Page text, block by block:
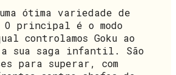
ótima variedade de
O principal é o modo
controlamos Goku ao
a sua saga infantil. São
para superar, com